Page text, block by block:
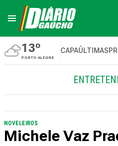
13º
PORTO ALEGRE
CAPAÚLTIMAS
NOVELEIROS
Michele Vaz